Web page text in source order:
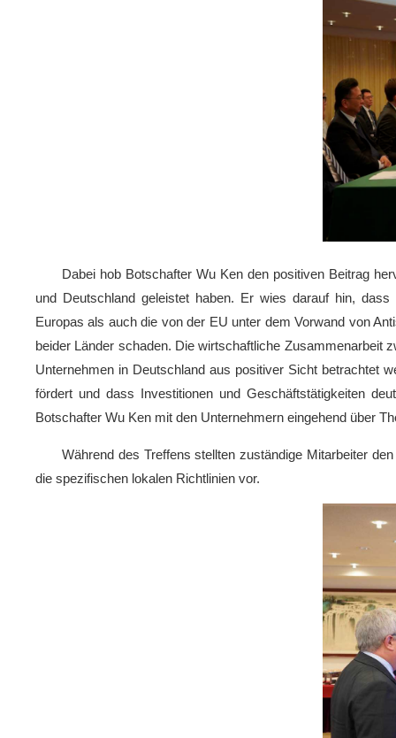
Dabei hob Botschafter Wu Ken den positiven Beitrag
und Deutschland geleistet haben. Er wies darauf hin, dass
Europas als auch die von der EU unter dem Vorwand von
beider Länder schaden. Die wirtschaftliche Zusammenarbeit
Unternehmen in Deutschland aus positiver Sicht betrachtet
fördert und dass Investitionen und Geschäftstätigkeiten
Botschafter Wu Ken mit den Unternehmern eingehend über
Während des Treffens stellten zuständige Mitarbeiter
die spezifischen lokalen Richtlinien vor.